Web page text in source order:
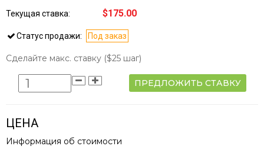
Текущая ставка: $175.00
Статус продажи: Под заказ
Сделайте макс. ставку ($25 шаг)
ПРЕДЛОЖИТЬ СТАВКУ
ЦЕНА
Информация об стоимости